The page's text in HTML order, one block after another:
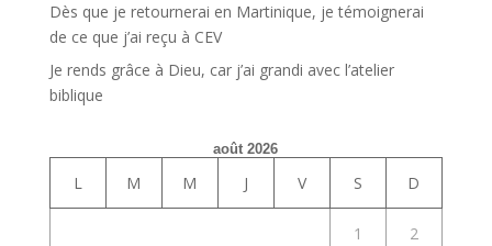
Dès que je retournerai en Martinique, je témoignerai
de ce que j’ai reçu à CEV
Je rends grâce à Dieu, car j’ai grandi avec l’atelier
biblique
août 2026
L M M J V S D
1 2